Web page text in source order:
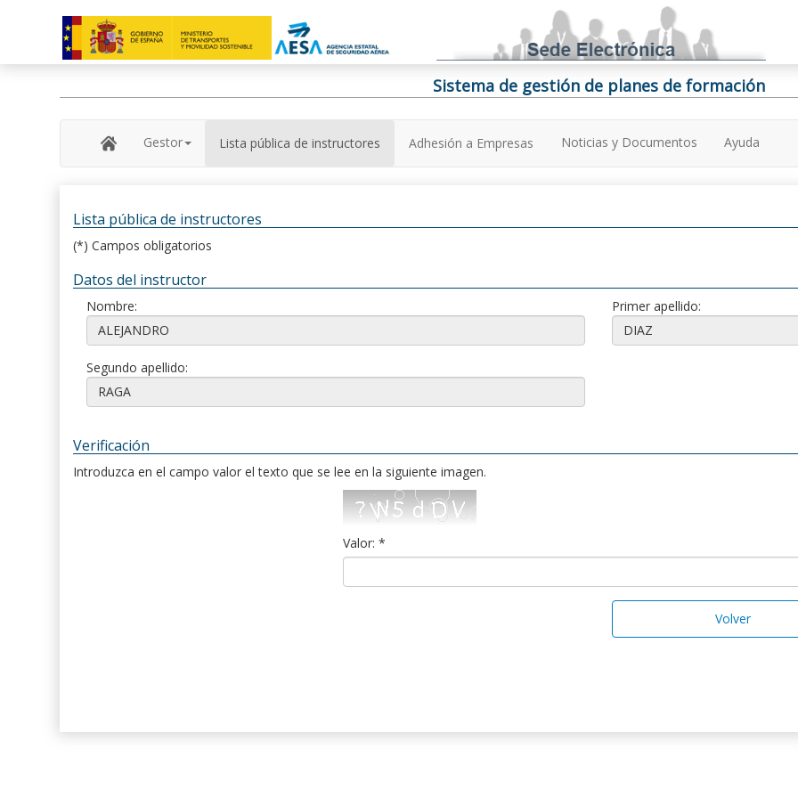
Sistema de gestión de planes de formación
Gestor Lista pública de instructores Adhesión a Empresas Noticias y Documentos Ayuda
Lista pública de instructores
(*) Campos obligatorios
Datos del instructor
Nombre: Primer apellido:
Segundo apellido:
Verificación
Introduzca en el campo valor el texto que se lee en la siguiente imagen.
Valor: *
Volver